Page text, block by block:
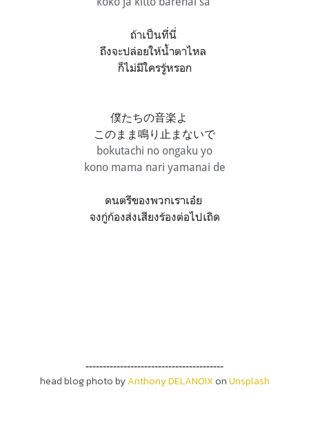
ถ้าเป็นที่นี่
ถึงจะปล่อยให้น้ำตาไหล
ก็ไม่มีใครรู้หรอก
僕たちの音楽よ
このまま鳴り止まないで
bokutachi no ongaku yo
kono mama nari yamanai de
ดนตรีของพวกเราเอ๋ย
จงกู่ก้องส่งเสียงร้องต่อไปเถิด
----------------------------------------
head blog photo byAnthony DELANOIXonUnsplash